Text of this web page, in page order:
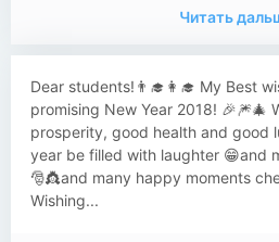
Читать
​​Dear students!👨‍🎓👩‍🎓 My Best
promising New Year 2018! 🎉🎆🎄
prosperity, good health and good
year be filled with laughter 😁and
🎅👸and many happy moments
Wishing...